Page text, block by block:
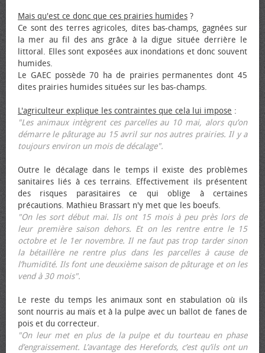
Mais qu'est ce donc que ces prairies humides ?
Ce sont des terres agricoles, dites bas-champs, gagnées sur
la mer au fil des ans grâce à la digue située derrière le
littoral. Elles sont exposées aux inondations et donc souvent
humides.
Le GAEC possède 70 ha de prairies permanentes dont 45
dites prairies humides situées sur les bas-champs.
L'agriculteur explique les contraintes que cela lui impose :
"Les animaux intègrent ces parcelles au 10 mai, alors qu’on
démarre le pâturage au 15 avril sur nos autres prairies. Il y a
toujours environ un mois de décalage".
Outre le décalage dans le temps il existe des problèmes
sanitaires liés à ces terrains. Effectivement ils présentent
des risques parasitaires ce qui oblige à certaines
précautions. Mathieu Brassart n'y met que les bœufs.
"On les sort début mai. Ils ont 15 mois à peu près lors de
leur première saison dehors. Et on les rentre entre le 15
octobre et le 1er novembre. Il ne faut pas trop tarder sinon
la bétaillère ne rentre plus dans les parcelles à cause de
l’humidité. Ils font une deuxième saison de pâturage et on les
vend à 30 mois".
Le reste du temps les animaux sont en stabulation où ils
sont nourris au maïs et à la pulpe avec un ballot de fanes de
pois et du correcteur.
"On leur met en plus de la pulpe et du tourteau en phase
d’engraissement. L’avantage des Herefords, c’est qu’ils ont un